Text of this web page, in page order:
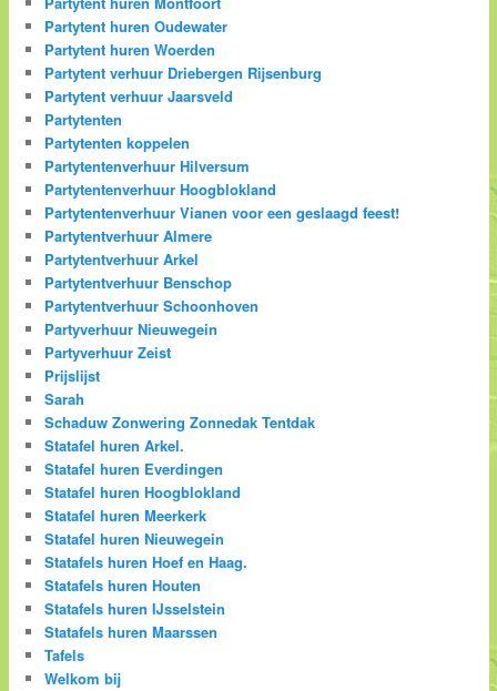
Partytent huren Oudewater
Partytent huren Woerden
Partytent verhuur Driebergen Rijsenburg
Partytent verhuur Jaarsveld
Partytenten
Partytenten koppelen
Partytentenverhuur Hilversum
Partytentenverhuur Hoogblokland
Partytentenverhuur Vianen voor een geslaagd feest!
Partytentverhuur Almere
Partytentverhuur Arkel
Partytentverhuur Benschop
Partytentverhuur Schoonhoven
Partyverhuur Nieuwegein
Partyverhuur Zeist
Prijslijst
Sarah
Schaduw Zonwering Zonnedak Tentdak
Statafel huren Arkel.
Statafel huren Everdingen
Statafel huren Hoogblokland
Statafel huren Meerkerk
Statafel huren Nieuwegein
Statafels huren Hoef en Haag.
Statafels huren Houten
Statafels huren IJsselstein
Statafels huren Maarssen
Tafels
Welkom bij